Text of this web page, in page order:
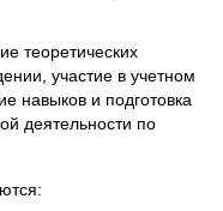
теоретических
участие в учетном
навыков и подготовка
деятельности по